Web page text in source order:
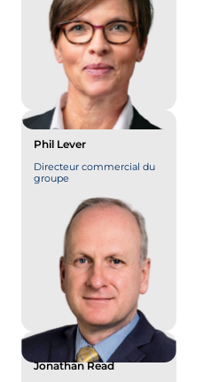
Phil Lever
Directeur commercial du
groupe
Jonathan Read